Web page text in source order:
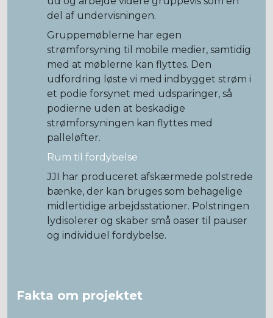
del af undervisningen.
Gruppemøblerne har egen
strømforsyning til mobile medier, samtidig
med at møblerne kan flyttes. Den
udfordring løste vi med indbygget strøm i
et podie forsynet med udsparinger, så
podierne uden at beskadige
strømforsyningen kan flyttes med
palleløfter.
Rum til fordybelse
JJI har produceret afskærmede polstrede
bænke, der kan bruges som behagelige
midlertidige arbejdsstationer. Polstringen
lydisolerer og skaber små oaser til pauser
og individuel fordybelse.
Fakta om projektet